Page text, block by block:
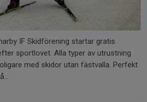
IF Skidförening startar gratis
sportlovet. Alla typer av utrustning
med skidor utan fästvalla. Perfekt